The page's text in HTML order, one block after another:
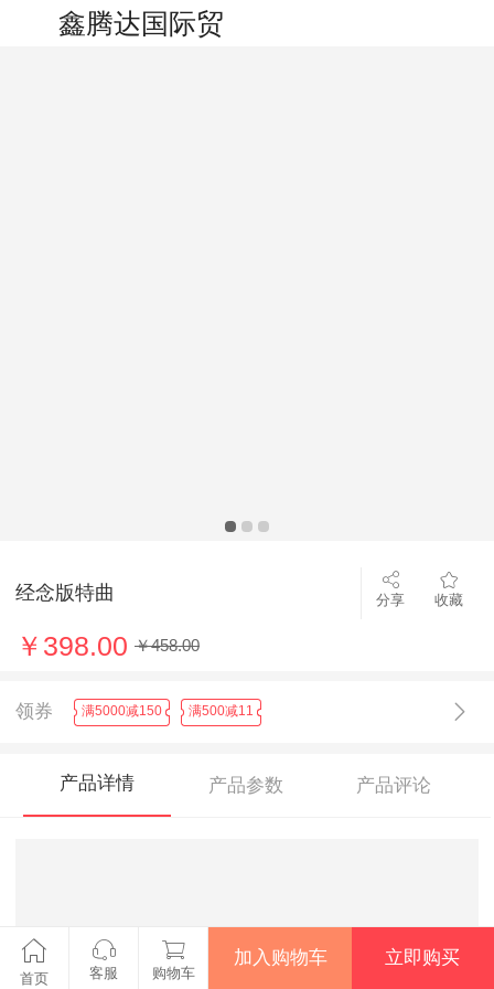
经念版特曲 分享 收藏
￥398.00 ￥458.00
领券 满5000减150 满500减11
产品详情 产品参数 产品评论
首页 客服 购物车
加入购物车 立即购买